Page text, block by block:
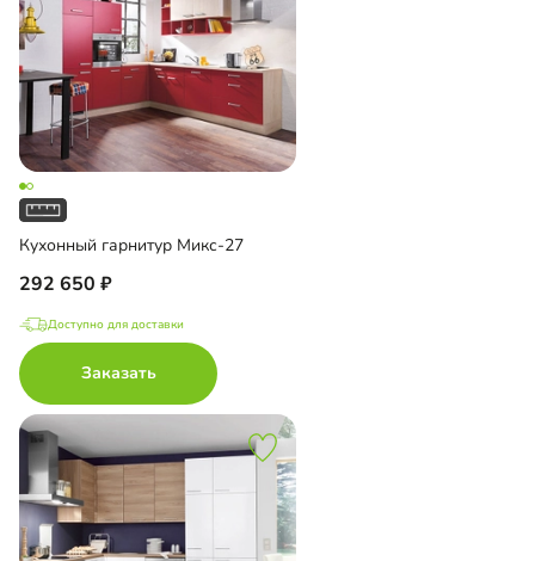
Кухонный гарнитур Микс-27
292 650
Доступно для доставки
Заказать